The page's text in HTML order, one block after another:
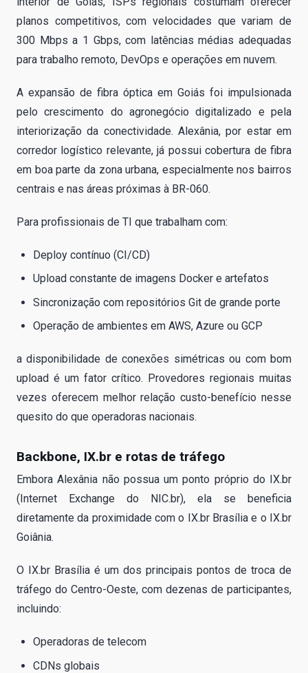
planos competitivos, com velocidades que variam de
300 Mbps a 1 Gbps, com latências médias adequadas
para trabalho remoto, DevOps e operações em nuvem.
A expansão de fibra óptica em Goiás foi impulsionada
pelo crescimento do agronegócio digitalizado e pela
interiorização da conectividade. Alexânia, por estar em
corredor logístico relevante, já possui cobertura de fibra
em boa parte da zona urbana, especialmente nos bairros
centrais e nas áreas próximas à BR-060.
Para profissionais de TI que trabalham com:
Deploy contínuo (CI/CD)
Upload constante de imagens Docker e artefatos
Sincronização com repositórios Git de grande porte
Operação de ambientes em AWS, Azure ou GCP
a disponibilidade de conexões simétricas ou com bom
upload é um fator crítico. Provedores regionais muitas
vezes oferecem melhor relação custo-benefício nesse
quesito do que operadoras nacionais.
Backbone, IX.br e rotas de tráfego
Embora Alexânia não possua um ponto próprio do IX.br
(Internet Exchange do NIC.br), ela se beneficia
diretamente da proximidade com o IX.br Brasília e o IX.br
Goiânia.
O IX.br Brasília é um dos principais pontos de troca de
tráfego do Centro-Oeste, com dezenas de participantes,
incluindo:
Operadoras de telecom
CDNs globais